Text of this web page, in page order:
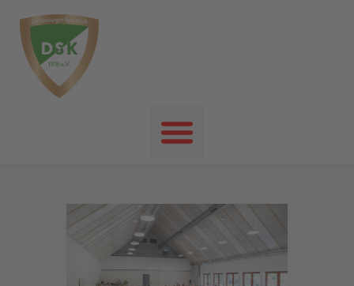
Unser Verein
Unser Sport
Kontakt